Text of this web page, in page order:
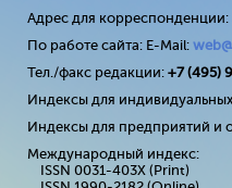
Адрес для корреспонденции:
По работе сайта: E-Mail:
Тел./факс редакции: +7 (495)
Индексы для
Индексы для предприятий и
Международный индекс:
ISSN 0031-403X (Print)